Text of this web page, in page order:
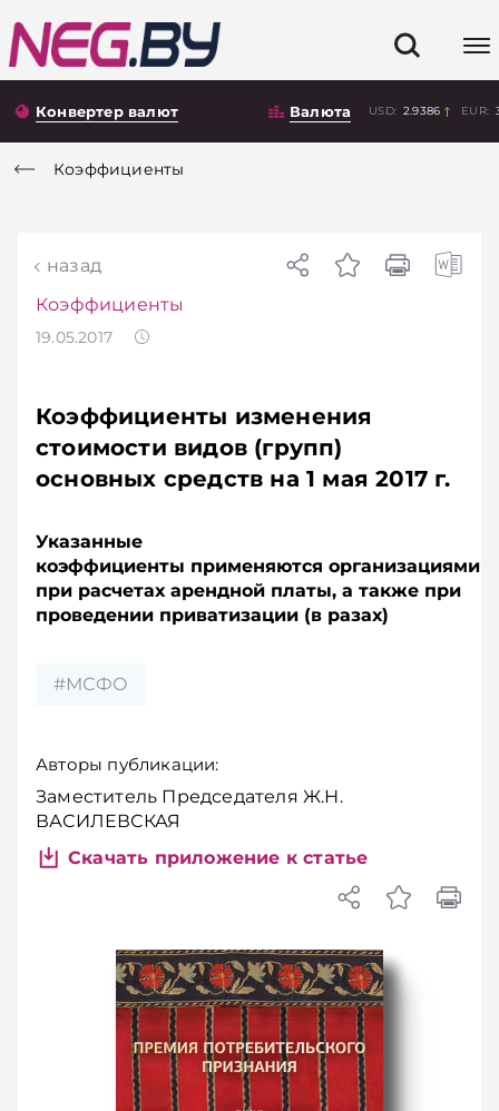
Конвертер валют Валюта USD: 2.9386 EUR:
Коэффициенты
назад
Коэффициенты
19.05.2017
Коэффициенты изменения
стоимости видов (групп)
основных средств на 1 мая 2017 г.
Указанные
коэффициенты применяются организациями
при расчетах арендной платы, а также при
проведении приватизации (в разах)
#МСФО
Авторы публикации:
Заместитель Председателя Ж.Н.
ВАСИЛЕВСКАЯ
Скачать приложение к статье